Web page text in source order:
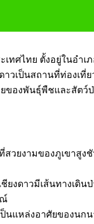
ทศไทย ตั้งอยู่ในอำเ
าวเป็นสถานที่ท่องเ
ของพันธุ์พืชและสัตว์
วยงามของภูเขาสูง
ยงดาวมีเส้นทางเดิ
นแหล่งอาศัยของน